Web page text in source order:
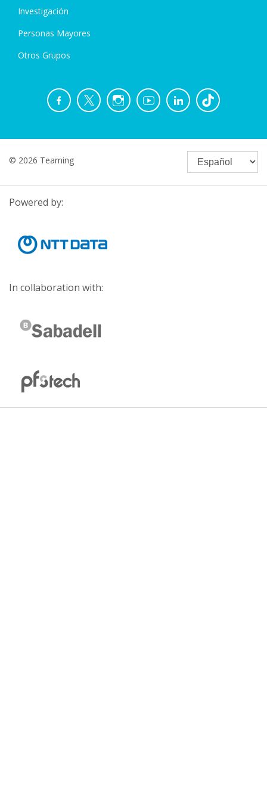
Investigación
Personas Mayores
Otros Grupos
© 2026 Teaming
Powered by:
In collaboration with: